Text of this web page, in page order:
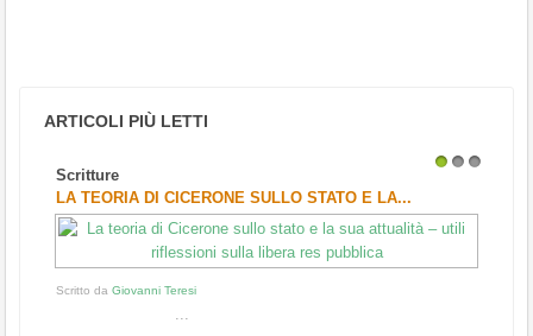
ARTICOLI PIÙ LETTI
Scritture
LA TEORIA DI CICERONE SULLO STATO E LA...
Scritto da Giovanni Teresi
...